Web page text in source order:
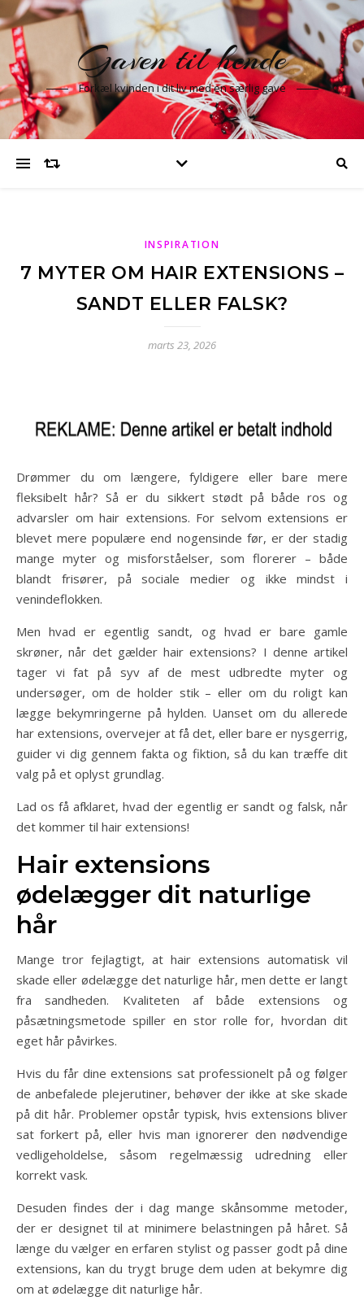
Gaven til hende
Forkæl kvinden i dit liv med en særlig gave
INSPIRATION
7 MYTER OM HAIR EXTENSIONS –
SANDT ELLER FALSK?
marts 23, 2026
Drømmer du om længere, fyldigere eller bare mere
fleksibelt hår? Så er du sikkert stødt på både ros og
advarsler om hair extensions. For selvom extensions er
blevet mere populære end nogensinde før, er der stadig
mange myter og misforståelser, som florerer – både
blandt frisører, på sociale medier og ikke mindst i
venindeflokken.
Men hvad er egentlig sandt, og hvad er bare gamle
skrøner, når det gælder hair extensions? I denne artikel
tager vi fat på syv af de mest udbredte myter og
undersøger, om de holder stik – eller om du roligt kan
lægge bekymringerne på hylden. Uanset om du allerede
har extensions, overvejer at få det, eller bare er nysgerrig,
guider vi dig gennem fakta og fiktion, så du kan træffe dit
valg på et oplyst grundlag.
Lad os få afklaret, hvad der egentlig er sandt og falsk, når
det kommer til hair extensions!
Hair extensions
ødelægger dit naturlige
hår
Mange tror fejlagtigt, at hair extensions automatisk vil
skade eller ødelægge det naturlige hår, men dette er langt
fra sandheden. Kvaliteten af både extensions og
påsætningsmetode spiller en stor rolle for, hvordan dit
eget hår påvirkes.
Hvis du får dine extensions sat professionelt på og følger
de anbefalede plejerutiner, behøver der ikke at ske skade
på dit hår. Problemer opstår typisk, hvis extensions bliver
sat forkert på, eller hvis man ignorerer den nødvendige
vedligeholdelse, såsom regelmæssig udredning eller
korrekt vask.
Desuden findes der i dag mange skånsomme metoder,
der er designet til at minimere belastningen på håret. Så
længe du vælger en erfaren stylist og passer godt på dine
extensions, kan du trygt bruge dem uden at bekymre dig
om at ødelægge dit naturlige hår.